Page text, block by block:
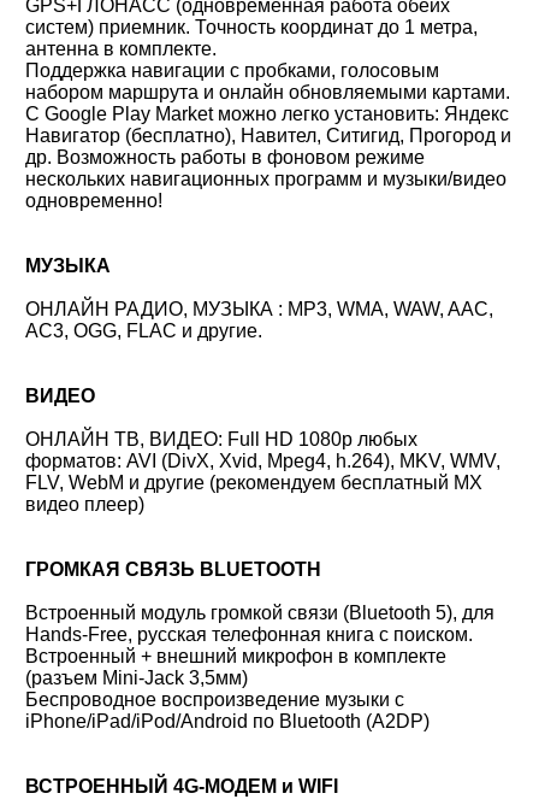
GPS+ГЛОНАСС (одновременная работа обеих
систем) приемник. Точность координат до 1 метра,
антенна в комплекте.
Поддержка навигации с пробками, голосовым
набором маршрута и онлайн обновляемыми картами.
С Google Play Market можно легко установить: Яндекс
Навигатор (бесплатно), Навител, Ситигид, Прогород и
др. Возможность работы в фоновом режиме
нескольких навигационных программ и музыки/видео
одновременно!
МУЗЫКА
ОНЛАЙН РАДИО, МУЗЫКА : MP3, WMA, WAW, AAC,
AC3, OGG, FLAC и другие.
ВИДЕО
ОНЛАЙН ТВ, ВИДЕО: Full HD 1080p любых
форматов: AVI (DivX, Xvid, Mpeg4, h.264), MKV, WMV,
FLV, WebM и другие (рекомендуем бесплатный MX
видео плеер)
ГРОМКАЯ СВЯЗЬ BLUETOOTH
Встроенный модуль громкой связи (Bluetooth 5), для
Hands-Free, русская телефонная книга с поиском.
Встроенный + внешний микрофон в комплекте
(разъем Mini-Jack 3,5мм)
Беспроводное воспроизведение музыки с
iPhone/iPad/iPod/Android по Bluetooth (A2DP)
ВСТРОЕННЫЙ 4G-МОДЕМ и WIFI